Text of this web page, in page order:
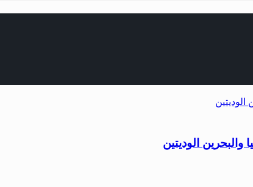
الوديتين